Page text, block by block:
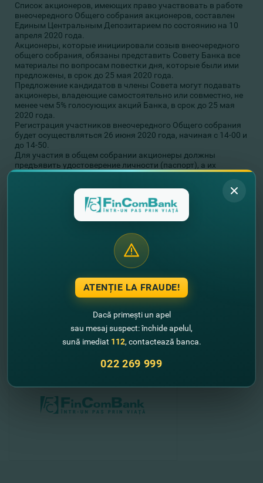
Список акционеров, имеющих право участвовать в работе
внеочередного Общего собрания акционеров, составлен
Единым Центральным Депозитарием по состоянию на 10
апреля 2020 года.
Акционеры, которые инициировали созыв внеочередного
общего собрания, обязаны представить Совету Банка все
материалы по вопросам повестки дня, которые были ими
предложены, в срок до 25 мая 2020 года.
Предложение кандидатов в члены Совета могут подавать
акционеры, владеющие самостоятельно или совместно, не
менее чем 5% голосующих акций Банка, в срок до 25 мая
2020 года.
Регистрация участников внеочередного Общего собрания
будет осуществляться 26 июня 2020 года, начиная с 14-00 и
до 14-50.
Для участия в общем собрании акционеры должны
предъявить удостоверение личности (паспорт), а их
представители - и доверенность, заверенную в
Государственного Реестра юридических лиц - для
руководителей акционеров - юридических лиц.
Акционеры могут ознакомиться с материалами к повестке
Банка, каб. 315 (мун. Кишинев, ул. Пушкина, 26), начиная с
16 июня 2020г. в рабочие дни, между 10-00 и 17-00 часами,
Alte noutati
ATENȚIE LA FRAUDE!
Dacă primești un apel
sau mesaj suspect: închide apelul,
sună imediat 112, contactează banca.
022 269 999